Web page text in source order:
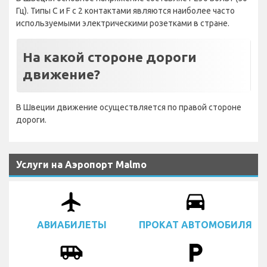
Гц). Типы C и F с 2 контактами являются наиболее часто
используемыми электрическими розетками в стране.
На какой стороне дороги
движение?
В Швеции движение осуществляется по правой стороне
дороги.
Услуги на Аэропорт Malmo
airplanemode_active
АВИАБИЛЕТЫ
drive_eta
ПРОКАТ АВТОМОБИЛЯ
airport_shuttle local_parking